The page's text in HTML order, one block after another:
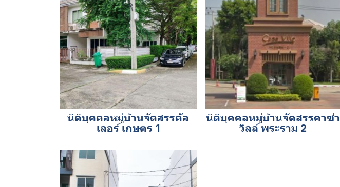
นิติบุคคลหมู่บ้านจัดสรรคัล
เลอร์ เกษตร 1
นิติบุคคลหมู่บ้านจัดสรรคาซ่า
วิลล์ พระราม 2